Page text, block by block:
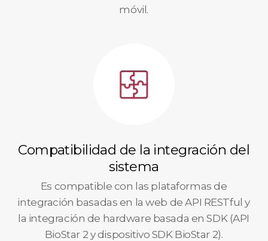
móvil.
Compatibilidad de la integración del
sistema
Es compatible con las plataformas de
integración basadas en la web de API RESTful y
la integración de hardware basada en SDK (API
BioStar 2 y dispositivo SDK BioStar 2).